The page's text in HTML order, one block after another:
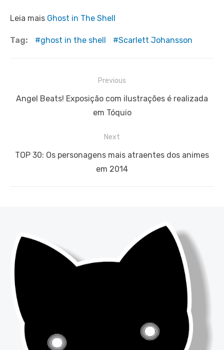
Leia mais Ghost in The Shell
Tag: ghost in the shell Scarlett Johansson
de
Previous
Previous
Angel Beats! Exposição com ilustrações é realizada
em Tóquio
Next
Next
TOP 30: Os personagens mais atraentes dos animes
em 2014